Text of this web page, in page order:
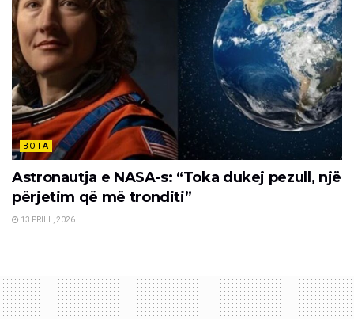
BOTA
Astronautja e NASA-s: “Toka dukej pezull, një
përjetim që më tronditi”
13 PRILL, 2026